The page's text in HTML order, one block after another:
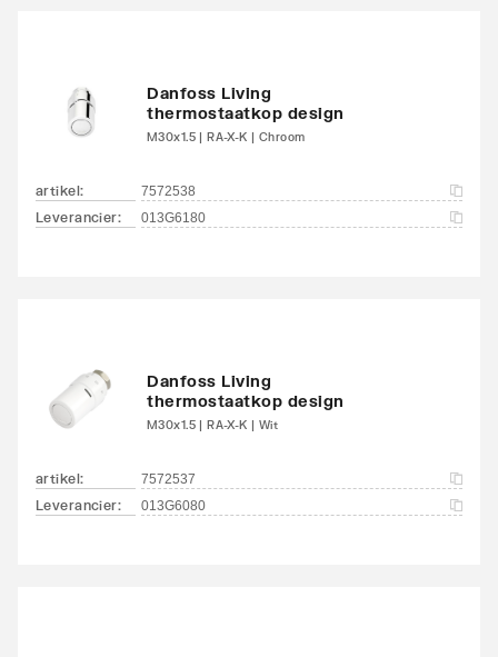
Danfoss Living
thermostaatkop design
M30x1.5 | RA-X-K | Chroom
artikel: 7572538
Leverancier: 013G6180
Danfoss Living
thermostaatkop design
M30x1.5 | RA-X-K | Wit
artikel: 7572537
Leverancier: 013G6080